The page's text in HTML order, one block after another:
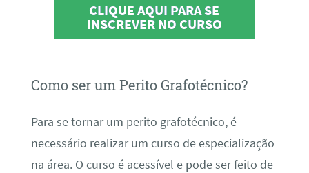
CLIQUE AQUI PARA SE
INSCREVER NO CURSO
Como ser um Perito Grafotécnico?
Para se tornar um perito grafotécnico, é
necessário realizar um curso de especialização
na área. O curso é acessível e pode ser feito de